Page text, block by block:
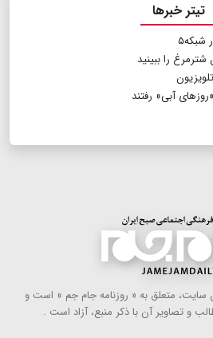
تیتر خبرها
را ببینید
آبی» رفتند
سایت، متعلق به « روزنامه جام جم » است و
و تصاویر آن با ذكر منبع، آزاد است .